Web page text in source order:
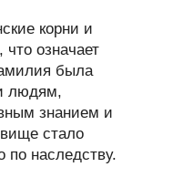
корни и
означает
была
людям,
знанием и
стало
наследству.